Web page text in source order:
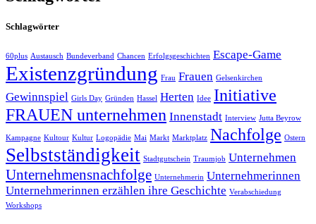
Schlagwörter
60plus Austausch Bundeverband Chancen Erfolgsgeschichten Escape-Game
Existenzgründung Frau Frauen Gelsenkirchen
Gewinnspiel Girls Day Gründen Hassel Herten Idee Initiative
FRAUEN unternehmen Innenstadt Interview Jutta Beyrow
Kampagne Kultour Kultur Logopädie Mai Markt Marktplatz Nachfolge Ostern
Selbstständigkeit Stadtgutschein Traumjob Unternehmen
Unternehmensnachfolge Unternehmerin Unternehmerinnen
Unternehmerinnen erzählen ihre Geschichte Verabschiedung
Workshops